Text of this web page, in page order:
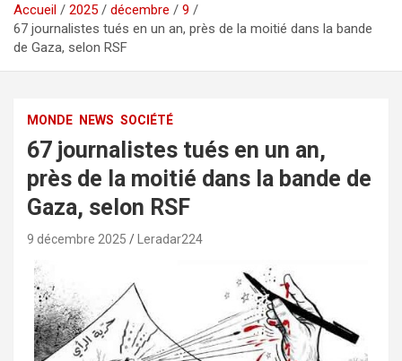
Accueil 2025 décembre
9
67 journalistes tués en un an, près de la moitié dans la bande
de Gaza, selon RSF
MONDE NEWS SOCIÉTÉ
67 journalistes tués en un an,
près de la moitié dans la bande de
Gaza, selon RSF
9 décembre 2025 Leradar224